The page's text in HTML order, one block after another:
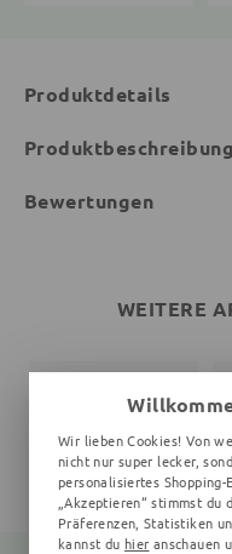
Produktdetails
Produktbeschreibung
Bewertungen
WEITERE
Wir lieben Cookies! Von
nicht nur super lecker,
personalisiertes
„Akzeptieren“ stimmst
Präferenzen, Statistiken
kannst du hier anschauen